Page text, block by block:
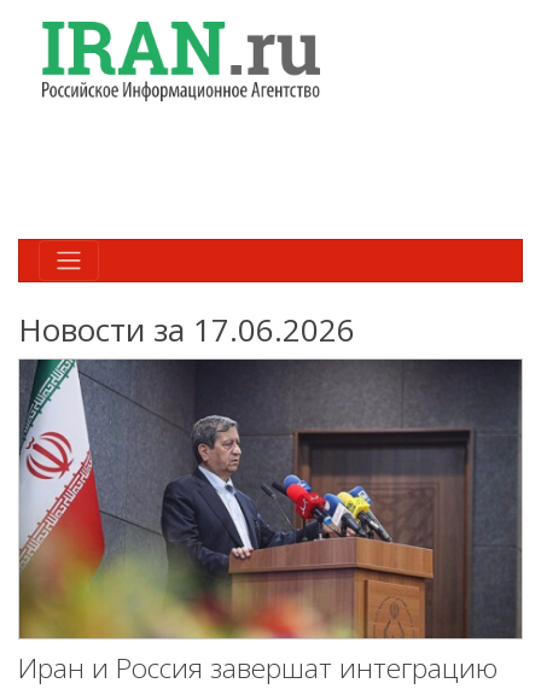
Новости за 17.06.2026
Иран и Россия завершат интеграцию